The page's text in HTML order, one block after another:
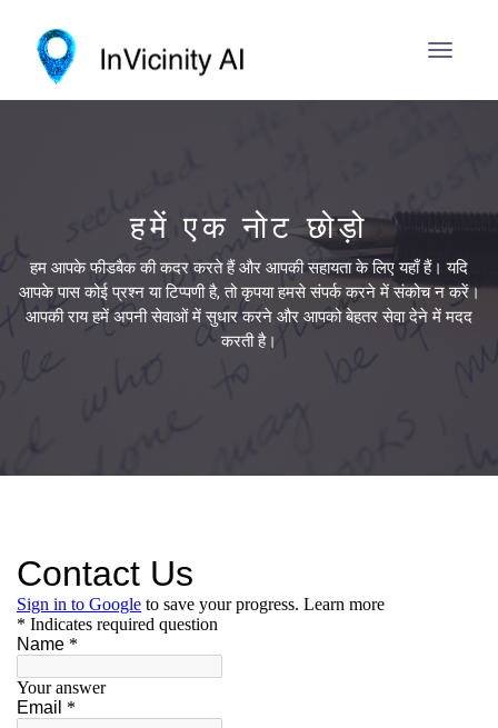
हमें एक नोट छोड़ो
हम आपके फीडबैक की कदर करते हैं और आपकी सहायता के लिए यहाँ हैं। यदि
आपके पास कोई प्रश्न या टिप्पणी है, तो कृपया हमसे संपर्क करने में संकोच न करें।
आपकी राय हमें अपनी सेवाओं में सुधार करने और आपको बेहतर सेवा देने में मदद
करती है।